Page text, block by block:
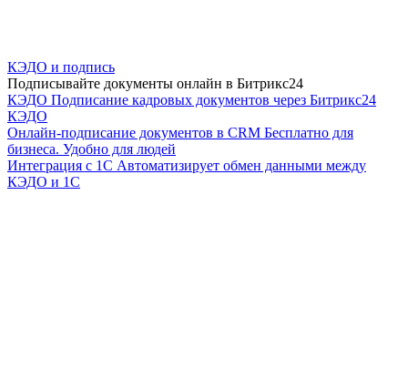
КЭДО и подпись
Подписывайте документы онлайн в Битрикс24
КЭДО Подписание кадровых документов через Битрикс24
КЭДО
Онлайн-подписание документов в CRM Бесплатно для
бизнеса. Удобно для людей
Интеграция с 1С Автоматизирует обмен данными между
КЭДО и 1С